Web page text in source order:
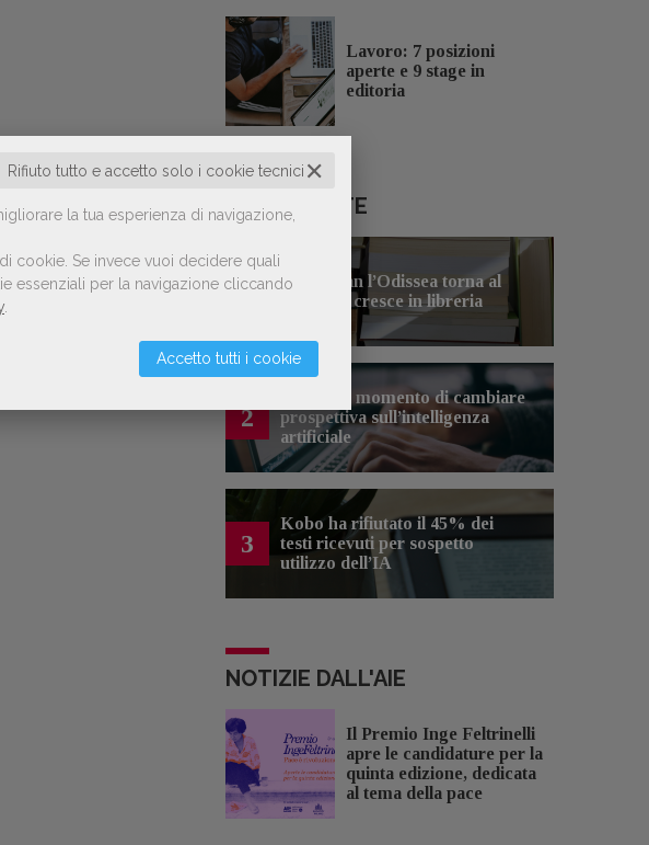
✕
Rifiuto tutto e accetto solo i cookie tecnici
la tua esperienza di navigazione,
cookie. Se invece vuoi decidere quali
essenziali per la navigazione cliccando
Accetto tutti i cookie
Lavoro: 7 posizioni
aperte e 9 stage in
editoria
LE PIÙ LETTE
1
Con Nolan l’Odissea torna al
cinema e cresce in libreria
2
Forse è il momento di cambiare
prospettiva sull’intelligenza
artificiale
3
Kobo ha rifiutato il 45% dei
testi ricevuti per sospetto
utilizzo dell’IA
NOTIZIE DALL'AIE
Il Premio Inge Feltrinelli
apre le candidature per la
quinta edizione, dedicata
al tema della pace